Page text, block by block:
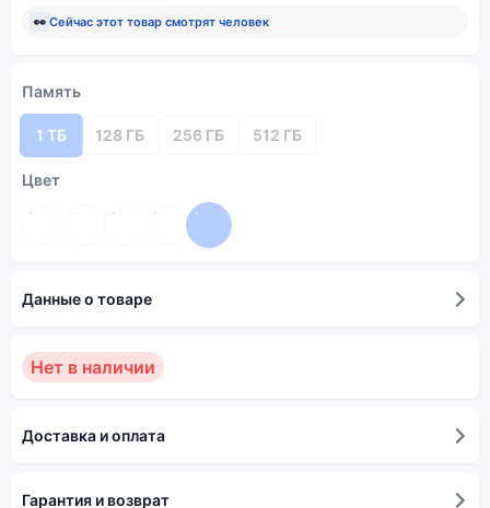
👀 Сейчас этот товар смотрят человек
Память
1 ТБ 128 ГБ 256 ГБ 512 ГБ
Цвет
Данные о товаре
Нет в наличии
Доставка и оплата
Гарантия и возврат